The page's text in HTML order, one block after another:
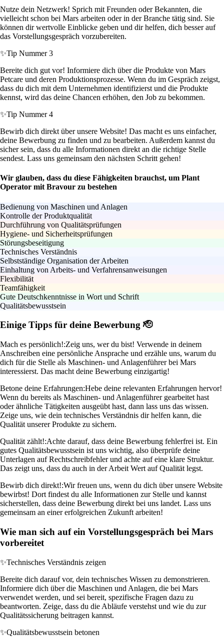
Nutze dein Netzwerk! Sprich mit Freunden oder Bekannten, die
vielleicht schon bei Mars arbeiten oder in der Branche tätig sind. Sie
können dir wertvolle Einblicke geben und dir helfen, dich besser auf
das Vorstellungsgespräch vorzubereiten.
✨Tip Nummer 3
Bereite dich gut vor! Informiere dich über die Produkte von Mars
Petcare und deren Produktionsprozesse. Wenn du im Gespräch zeigst,
dass du dich mit dem Unternehmen identifizierst und die Produkte
kennst, wird das deine Chancen erhöhen, den Job zu bekommen.
✨Tip Nummer 4
Bewirb dich direkt über unsere Website! Das macht es uns einfacher,
deine Bewerbung zu finden und zu bearbeiten. Außerdem kannst du
sicher sein, dass du alle Informationen direkt an die richtige Stelle
sendest. Lass uns gemeinsam den nächsten Schritt gehen!
Wir glauben, dass du diese Fähigkeiten brauchst, um Plant
Operator mit Bravour zu bestehen
Bedienung von Maschinen und Anlagen
Kontrolle der Produktqualität
Durchführung von Qualitätsprüfungen
Hygiene- und Sicherheitsprüfungen
Störungsbeseitigung
Technisches Verständnis
Selbstständige Organisation der Arbeiten
Einhaltung von Arbeits- und Verfahrensanweisungen
Flexibilität
Teamfähigkeit
Gute Deutschkenntnisse in Wort und Schrift
Qualitätsbewusstsein
Einige Tipps für deine Bewerbung 🫡
Mach es persönlich!:Zeig uns, wer du bist! Verwende in deinem
Anschreiben eine persönliche Ansprache und erzähle uns, warum du
dich für die Stelle als Maschinen- und Anlagenführer bei Mars
interessierst. Das macht deine Bewerbung einzigartig!
Betone deine Erfahrungen:Hebe deine relevanten Erfahrungen hervor!
Wenn du bereits als Maschinen- und Anlagenführer gearbeitet hast
oder ähnliche Tätigkeiten ausgeübt hast, dann lass uns das wissen.
Zeige uns, wie dein technisches Verständnis dir helfen kann, die
Qualität unserer Produkte zu sichern.
Qualität zählt!:Achte darauf, dass deine Bewerbung fehlerfrei ist. Ein
gutes Qualitätsbewusstsein ist uns wichtig, also überprüfe deine
Unterlagen auf Rechtschreibfehler und achte auf eine klare Struktur.
Das zeigt uns, dass du auch in der Arbeit Wert auf Qualität legst.
Bewirb dich direkt!:Wir freuen uns, wenn du dich über unsere Website
bewirbst! Dort findest du alle Informationen zur Stelle und kannst
sicherstellen, dass deine Bewerbung direkt bei uns landet. Lass uns
gemeinsam an einer erfolgreichen Zukunft arbeiten!
Wie man sich auf ein Vorstellungsgespräch bei Mars
vorbereitet
✨Technisches Verständnis zeigen
Bereite dich darauf vor, dein technisches Wissen zu demonstrieren.
Informiere dich über die Maschinen und Anlagen, die bei Mars
verwendet werden, und sei bereit, spezifische Fragen dazu zu
beantworten. Zeige, dass du die Abläufe verstehst und wie du zur
Qualitätssicherung beitragen kannst.
✨Qualitätsbewusstsein betonen